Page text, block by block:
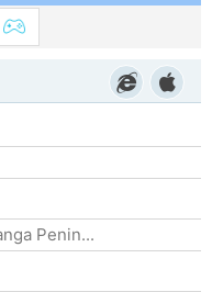
Penin...